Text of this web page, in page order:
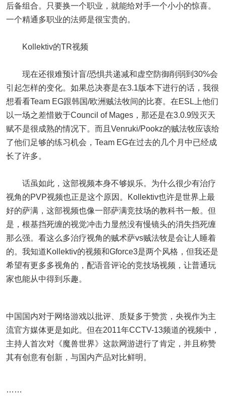
后备组合。只要换一个职业，就能给对手一个小小的惊喜。
一个精通多职业的法师是很宝贵的。
Kollektiv的TR视频
现在还很难预计盲/恐惧共递减和虚空防御削弱到30%会
引起怎样的变化。如果总决赛是在3.1版本下进行的话，我很
想看看Team EG跟韩国/欧洲贼法牧间的比赛。在ESL上他们
以一场之差惜败于Council of Mages，那还是在3.0.9毁灭天
赋不是很成熟的情况下。而且Venruki/Pookz的贼法牧应该给
了他们足够的练习机会，Team EG在过去的几个月中已经成
长了许多。
话虽如此，这部视频本身不够娱乐。为什么很少有治疗
视角的PVP视频也正是这个原因。Kollektiv也许是世界上最
好的萨满，这部视频也像一部萨满竞技场的教科书一般。但
是，根基挡死缠的视觉冲击力显然没有慢镜头的消失挡死缠
那么强。看这么多治疗视角的贼术萨vs贼法牧是会让人睡着
的。我知道Kollektiv的视频和Gforce3是两个风格，但我还是
希望有更多多视角的，配语音评论的竞技场视频，让普通玩
家也能从中得到乐趣。
中国国内对于网络游戏以批评、质疑多于赞赏，央视作为主
流官方媒体更是如此。但在2011年CCTV-13频道的视频中，
主持人首次对《魔兽世界》这款网游进行了肯定，并且称赞
其有创意有创新，与国内产品对比鲜明。
……